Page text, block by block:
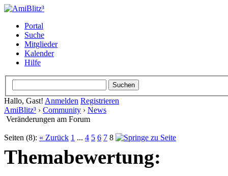
Portal
Suche
Mitglieder
Kalender
Hilfe
Hallo, Gast! Anmelden Registrieren
AmiBlitz³ › Community › News
Veränderungen am Forum
Seiten (8): « Zurück 1 ... 4 5 6 7 8
Themabewertung: